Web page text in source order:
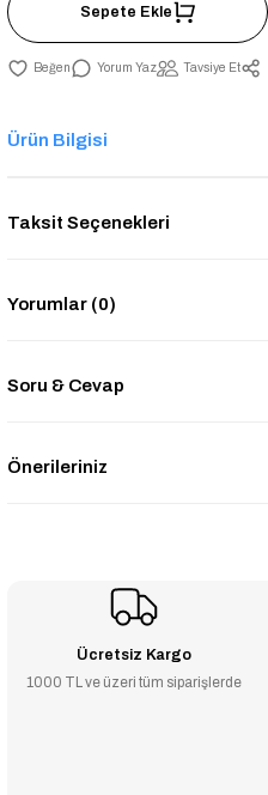
Sepete Ekle
Yorum Yaz Tavsiye Et
Ürün Bilgisi
Taksit Seçenekleri
Yorumlar (0)
Soru & Cevap
Önerileriniz
Ücretsiz Kargo
1000 TL ve üzeri tüm siparişlerde